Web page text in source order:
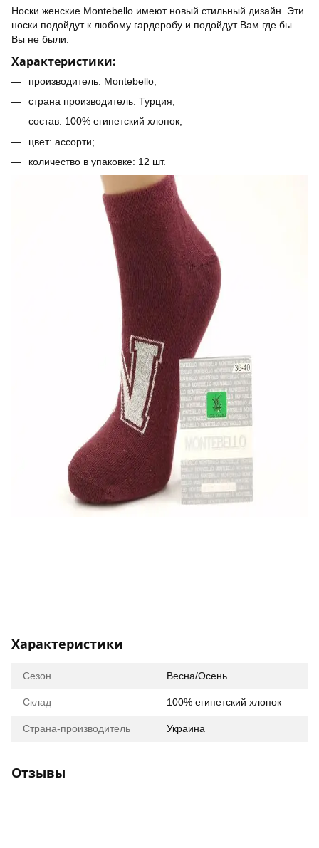
Носки женские Montebello имеют новый стильный дизайн. Эти
носки подойдут к любому гардеробу и подойдут Вам где бы
Вы не были.
Характеристики:
производитель: Montebello;
страна производитель: Турция;
состав: 100% египетский хлопок;
цвет: ассорти;
количество в упаковке: 12 шт.
Характеристики
Сезон Весна/Осень
Склад 100% египетский хлопок
Страна-производитель Украина
Отзывы